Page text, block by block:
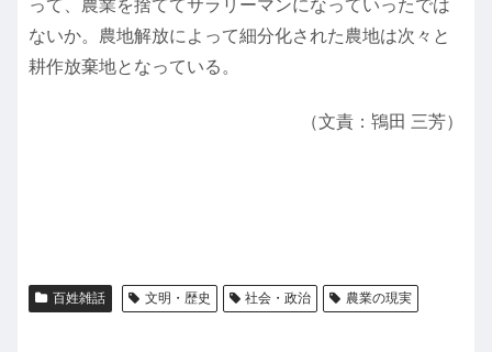
って、農業を捨ててサラリーマンになっていったでは
ないか。農地解放によって細分化された農地は次々と
耕作放棄地となっている。
（文責：鴇田 三芳）
百姓雑話 文明・歴史 社会・政治 農業の現実